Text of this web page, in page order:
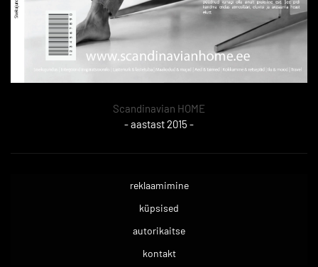
Scandinavian HOME
- aastast 2015 -
reklaamimine
küpsised
autorikaitse
kontakt